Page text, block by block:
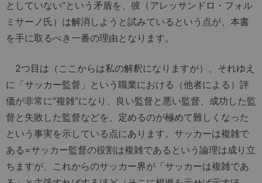
としていない”という矛盾を、彼（アレッサンドロ・フォル
ミサーノ氏）は解消しようと試みているという点が、本書
を手に取るべき一番の理由となります。
2つ目は（ここからは私の解釈になりますが）、それゆえ
に「サッカー監督」という職業における（他者による）評
価が非常に“複雑”になり、良い監督と悪い監督、成功した監
督と失敗した監督などを、定めるのが極めて難しくなった
という事実を示している点にあります。サッカーは複雑で
ある=サッカー監督の役割は複雑であるという論理は成り立
ちますが、これからのサッカー界が「サッカーは複雑であ